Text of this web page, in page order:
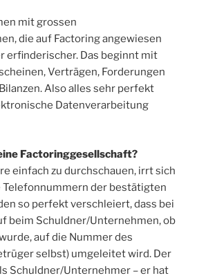
mit grossen
die auf Factoring angewiesen
erfinderischer. Das beginnt mit
Verträgen, Forderungen
Also alles sehr perfekt
Datenverarbeitung
Factoringgesellschaft?
einfach zu durchschauen, irrt sich
Telefonnummern der bestätigten
so perfekt verschleiert, dass bei
beim Schuldner/Unternehmen, ob
auf die Nummer des
selbst) umgeleitet wird. Der
Schuldner/Unternehmer – er hat